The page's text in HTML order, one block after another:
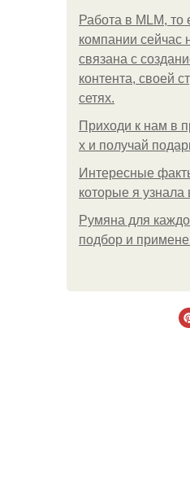
Работа в MLM, то
компании сейчас
связана с
контента, своей
сетях.
Приходи к нам в
х и получай
Интересные
которые я узнала
Румяна для
подбор и